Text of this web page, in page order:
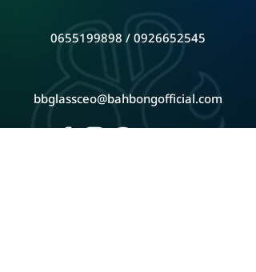
0655199898 / 0926652545
bbglassceo@bahbongofficial.com